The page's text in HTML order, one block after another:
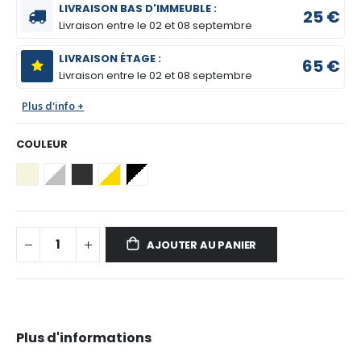
LIVRAISON BAS D'IMMEUBLE :
Livraison entre le02 et 08 septembre 25 €
LIVRAISON ÉTAGE :
Livraison entre le02 et 08 septembre 65 €
Plus d'info +
COULEUR
AJOUTER AU PANIER
Plus d'informations